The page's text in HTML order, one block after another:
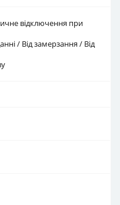
відключення при
/ Від замерзання / Від